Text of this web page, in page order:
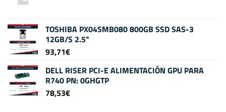
TOSHIBA PX04SMB080 800GB SSD SAS-3
12GB/S 2.5"
93,71€
DELL RISER PCI-E ALIMENTACIÓN GPU PARA
R740 PN: 0GHGTP
78,53€